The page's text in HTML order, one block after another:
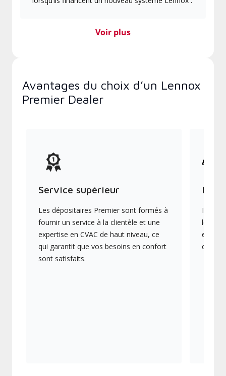
Voir plus
Avantages du choix d’un Lennox
Premier Dealer
Service supérieur
Les dépositaires Premier sont formés à
fournir un service à la clientèle et une
expertise en CVAC de haut niveau, ce
qui garantit que vos besoins en confort
sont satisfaits.
Ils
les
en